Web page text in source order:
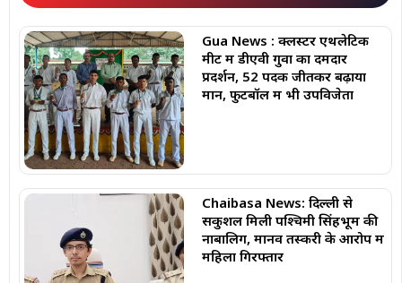
Gua News : क्लस्टर एथलेटिक
मीट में डीएवी गुवा का दमदार
प्रदर्शन, 52 पदक जीतकर बढ़ाया
मान, फुटबॉल में भी उपविजेता
Chaibasa News: दिल्ली से
सकुशल मिली पश्चिमी सिंहभूम की
नाबालिग, मानव तस्करी के आरोप में
महिला गिरफ्तार